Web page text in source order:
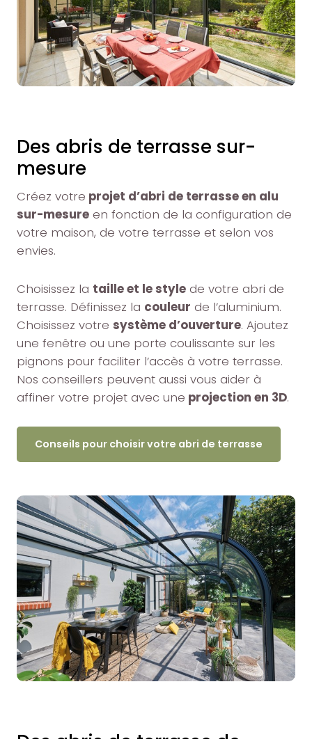
Des abris de terrasse sur-
mesure
Créez votre projet d’abri de terrasse en alu
sur-mesureen fonction de la configuration de
votre maison, de votre terrasse et selon vos
envies.
Choisissez la taille et le stylede votre abri de
terrasse. Définissez la couleur de l’aluminium.
Choisissez votre système d’ouverture. Ajoutez
une fenêtre ou une porte coulissante sur les
pignons pour faciliter l’accès à votre terrasse.
Nos conseillers peuvent aussi vous aider à
affiner votre projet avec une projection en 3D.
Conseils pour choisir votre abri de terrasse